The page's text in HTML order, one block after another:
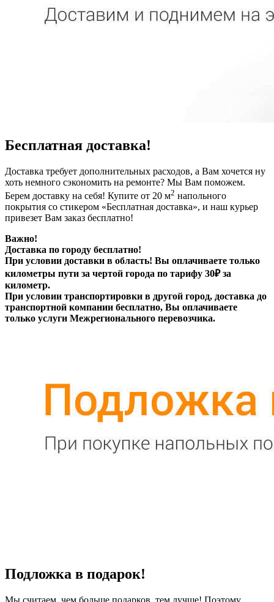
Бесплатная доставка!
Доставка требует дополнительных расходов, а Вам хочется ну
хоть немного сэкономить на ремонте? Мы Вам поможем.
Берем доставку на себя! Купите от 20 м2 напольного
покрытия со стикером «Бесплатная доставка», и наш курьер
привезет Вам заказ бесплатно!
Важно!
Доставка по городу бесплатно!
При условии доставки в область! Вы оплачиваете только
километры пути за чертой города по тарифу 30₽ за
километр.
При условии транспортировки в другой город, доставка до
транспортной компании бесплатно, Вы оплачиваете
только услуги Межрегионального перевозчика.
Подложка в подарок!
Мы считаем, чем больше подарков, тем лучше! Поэтому